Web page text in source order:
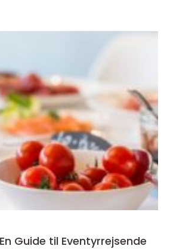
Guide til Eventyrrejsende